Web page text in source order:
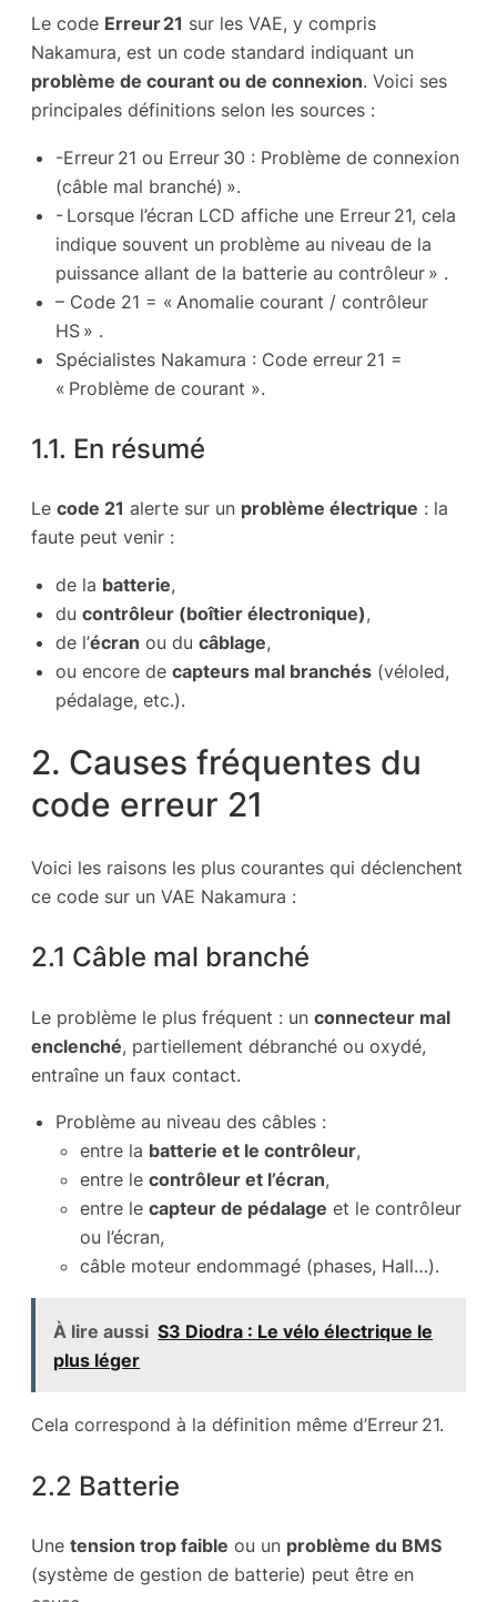
Le code Erreur 21 sur les VAE, y compris
Nakamura, est un code standard indiquant un
problème de courant ou de connexion. Voici ses
principales définitions selon les sources :
-Erreur 21 ou Erreur 30 : Problème de connexion
(câble mal branché) ».
- Lorsque l’écran LCD affiche une Erreur 21, cela
indique souvent un problème au niveau de la
puissance allant de la batterie au contrôleur » .
– Code 21 = « Anomalie courant / contrôleur
HS » .
Spécialistes Nakamura : Code erreur 21 =
« Problème de courant ».
1.1. En résumé
Le code 21 alerte sur un problème électrique : la
faute peut venir :
de la batterie,
du contrôleur (boîtier électronique),
de l’écran ou du câblage,
ou encore de capteurs mal branchés (véloled,
pédalage, etc.).
2. Causes fréquentes du
code erreur 21
Voici les raisons les plus courantes qui déclenchent
ce code sur un VAE Nakamura :
2.1 Câble mal branché
Le problème le plus fréquent : un connecteur mal
enclenché, partiellement débranché ou oxydé,
entraîne un faux contact.
Problème au niveau des câbles :
entre la batterie et le contrôleur,
entre le contrôleur et l’écran,
entre le capteur de pédalage et le contrôleur
ou l’écran,
câble moteur endommagé (phases, Hall…).
À lire aussi S3 Diodra : Le vélo électrique le
plus léger
Cela correspond à la définition même d’Erreur 21.
2.2 Batterie
Une tension trop faible ou un problème du BMS
(système de gestion de batterie) peut être en